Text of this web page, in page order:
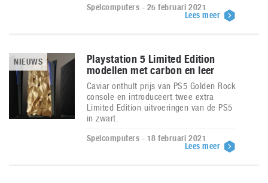
Spelcomputers - 25 februari 2021
Lees meer
NIEUWS
Playstation 5 Limited Edition
modellen met carbon en leer
Caviar onthult prijs van PS5 Golden Rock
console en introduceert twee extra
Limited Edition uitvoeringen van de PS5
in zwart.
Spelcomputers - 18 februari 2021
Lees meer